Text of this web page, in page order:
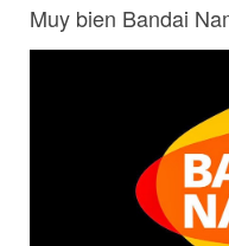
Muy bien Bandai